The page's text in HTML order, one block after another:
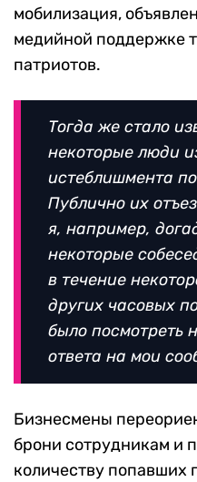
мобилизация,
медийной поддержке
патриотов.
Тогда же стало
некоторые люди
истеблишмента
Публично их
я, например,
некоторые
в течение
других часовых
было посмотреть
ответа на мои
Бизнесмены
брони сотрудникам и
количеству попавших